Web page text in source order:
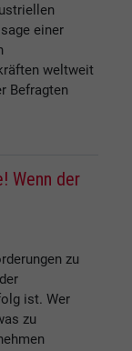
einer
weltweit
Befragten
Wenn der
zu
ist. Wer
zu